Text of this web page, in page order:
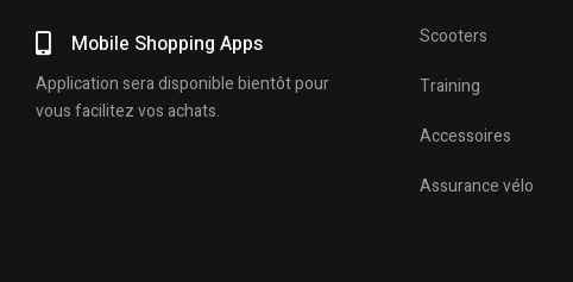
Mobile Shopping Apps
Application sera disponible bientôt pour
vous facilitez vos achats.
Scooters
Training
Accessoires
Assurance vélo